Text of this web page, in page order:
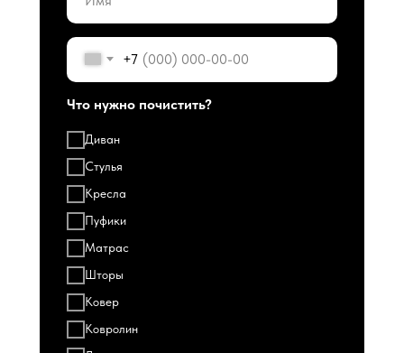
+7
Что нужно почистить?
Диван
Стулья
Кресла
Пуфики
Матрас
Шторы
Ковер
Ковролин